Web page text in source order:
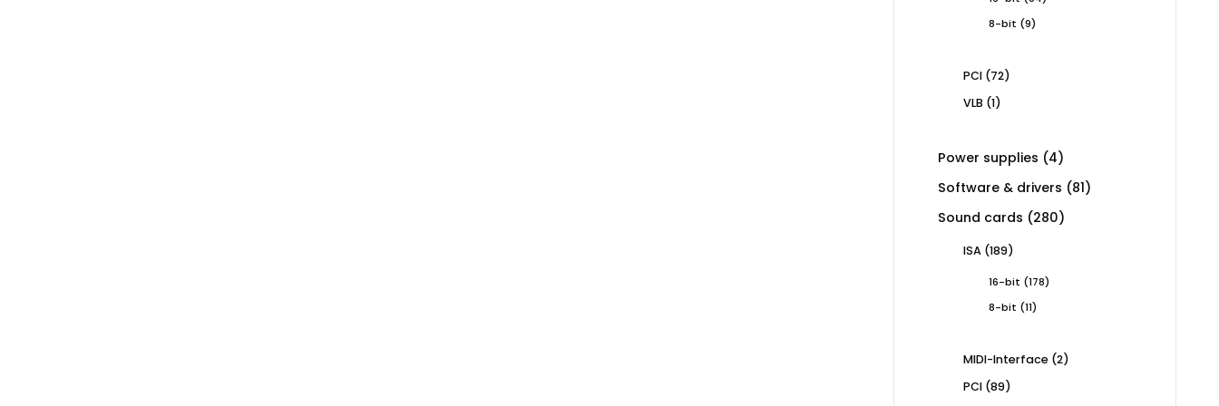
8-bit 99
PCI 7272
VLB 11
Power supplies 44
products
Software & drivers 8181
Sound cards 280280
ISA 189189
16-bit 178178
8-bit 1111
MIDI-Interface 22
PCI 8989